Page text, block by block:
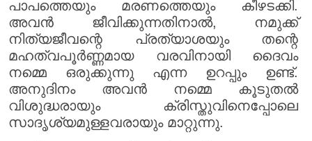
പാപത്തെയും മരണത്തെയും കീഴടക്കി.
അവൻ ജീവിക്കുന്നതിനാൽ, നമുക്ക്
നിത്യജീവന്റെ പ്രത്യാശയും തന്റെ
മഹത്വപൂർണ്ണമായ വരവിനായി ദൈവം
നമ്മെ ഒരുക്കുന്നു എന്ന ഉറപ്പും ഉണ്ട്.
അനുദിനം അവൻ നമ്മെ കൂടുതൽ
വിശുദ്ധരായും ക്രിസ്തുവിനെപ്പോലെ
സാദൃശ്യമുള്ളവരായും മാറ്റുന്നു.